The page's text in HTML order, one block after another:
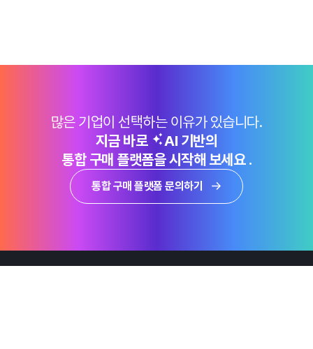
많은 기업이 선택하는 이유가 있습니다.
지금 바로
AI 기반의
통합 구매 플랫폼을 시작해 보세요 .
통합 구매 플랫폼 문의하기